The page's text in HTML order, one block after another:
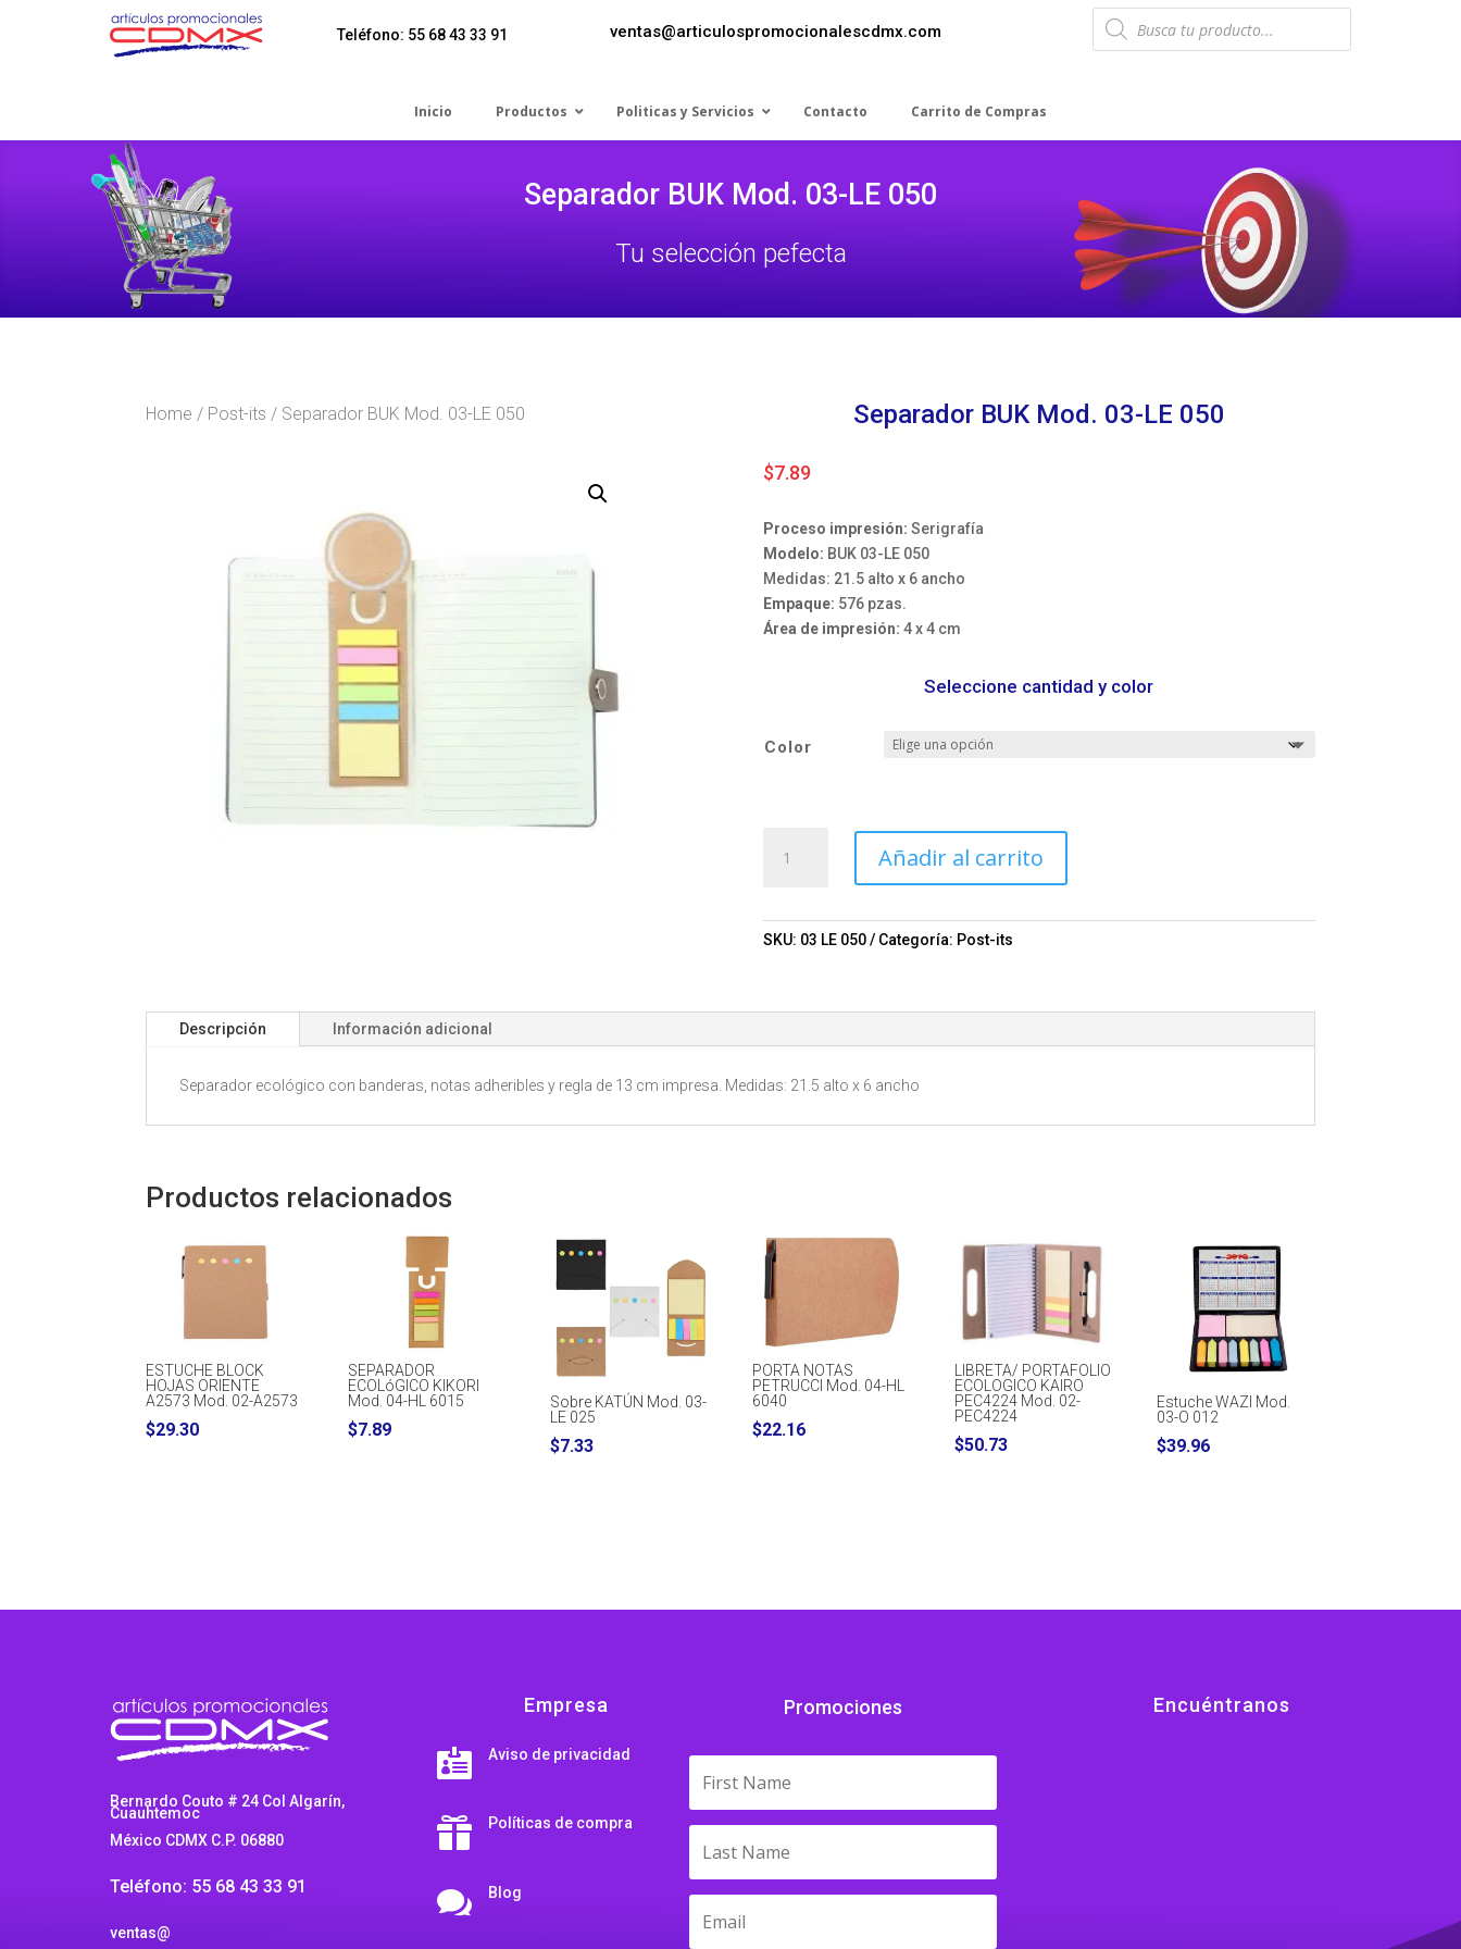
Teléfono: 55 68 43 33 91 ventas@articulospromocionalescdmx.com
Products
search
Inicio Productos Politicas y Servicios Contacto Carrito de Compras
Separador BUK Mod. 03-LE 050
Tu selección pefecta
Home / Post-its / Separador BUK Mod. 03-LE 050 Separador BUK Mod. 03-LE 050
$7.89
Proceso impresión: Serigrafía
Modelo: BUK 03-LE 050
Medidas: 21.5 alto x 6 ancho
Empaque: 576 pzas.
Área de impresión: 4 x 4 cm
Seleccione cantidad y color
Color
BUK
LE
Añadir al carrito
SKU: 03 LE 050 Categoría: Post-its
Descripción Información adicional
Separador ecológico con banderas, notas adheribles y regla de 13 cm impresa. Medidas: 21.5 alto x 6 ancho
Productos relacionados
ESTUCHE BLOCK
HOJAS ORIENTE
A2573 Mod. 02-A2573
$29.30
SEPARADOR
ECOLóGICO KIKORI
Mod. 04-HL 6015
$7.89
Sobre KATÚN Mod. 03-
LE 025
$7.33
PORTA NOTAS
PETRUCCI Mod. 04-HL
6040
$22.16
LIBRETA/ PORTAFOLIO
ECOLOGICO KAIRO
PEC4224 Mod. 02-
PEC4224
$50.73
Estuche WAZI Mod.
03-O 012
$39.96
Bernardo Couto # 24 Col Algarín,
Cuauhtemoc
México CDMX C.P. 06880
Teléfono: 55 68 43 33 91
ventas@
Empresa
 Aviso de privacidad
 Políticas de compra
 Blog
Promociones Encuéntranos